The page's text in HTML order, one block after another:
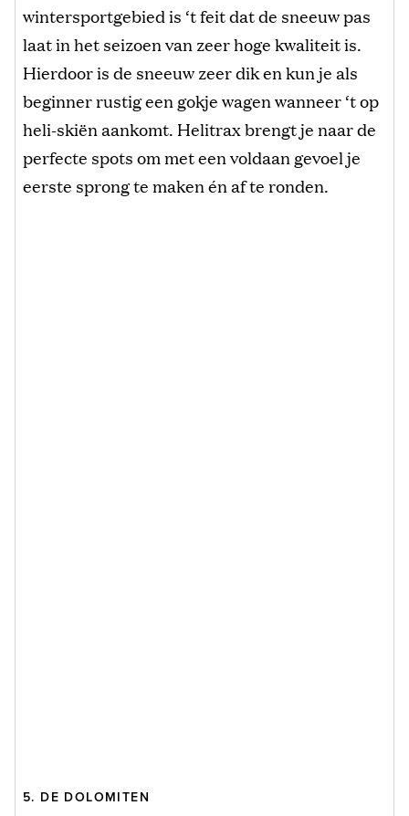
wintersportgebied is ‘t feit dat de sneeuw pas
laat in het seizoen van zeer hoge kwaliteit is.
Hierdoor is de sneeuw zeer dik en kun je als
beginner rustig een gokje wagen wanneer ‘t op
heli-skiën aankomt. Helitrax brengt je naar de
perfecte spots om met een voldaan gevoel je
eerste sprong te maken én af te ronden.
5. DE DOLOMITEN